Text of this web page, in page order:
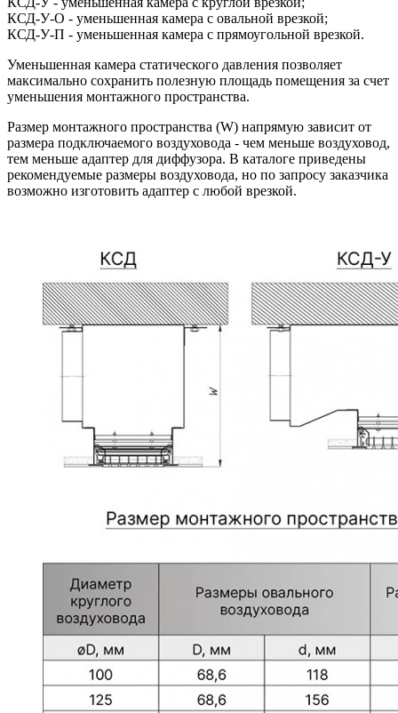
КСД-У-О - уменьшенная камера с овальной врезкой;
КСД-У-П - уменьшенная камера с прямоугольной врезкой.
Уменьшенная камера статического давления позволяет
максимально сохранить полезную площадь помещения за счет
уменьшения монтажного пространства.
Размер монтажного пространства (W) напрямую зависит от
размера подключаемого воздуховода - чем меньше воздуховод,
тем меньше адаптер для диффузора. В каталоге приведены
рекомендуемые размеры воздуховода, но по запросу заказчика
возможно изготовить адаптер с любой врезкой.